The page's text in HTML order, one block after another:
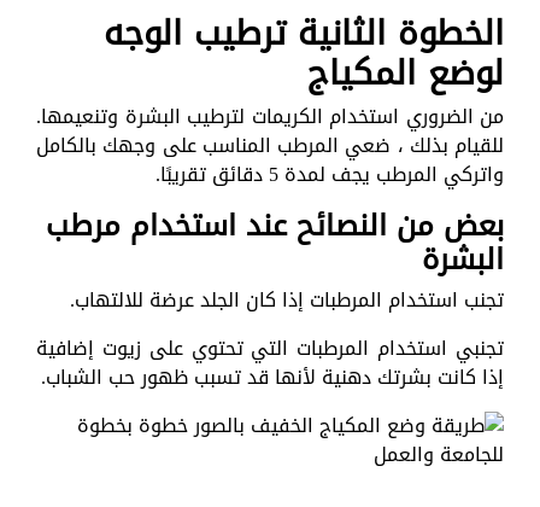
الخطوة الثانية ترطيب الوجه
لوضع المكياج
من الضروري استخدام الكريمات لترطيب البشرة وتنعيمها.
للقيام بذلك ، ضعي المرطب المناسب على وجهك بالكامل
واتركي المرطب يجف لمدة 5 دقائق تقريبًا.
بعض من النصائح عند استخدام مرطب
البشرة
تجنب استخدام المرطبات إذا كان الجلد عرضة للالتهاب.
تجنبي استخدام المرطبات التي تحتوي على زيوت إضافية
إذا كانت بشرتك دهنية لأنها قد تسبب ظهور حب الشباب.